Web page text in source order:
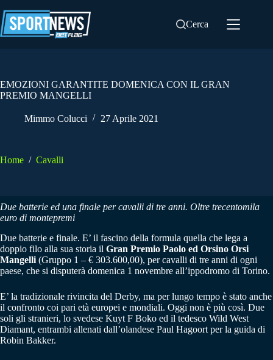
al
contenuto
Cerca
EMOZIONI GARANTITE DOMENICA CON IL GRAN
PREMIO MANGELLI
Mimmo Colucci 27 Aprile 2021
Home / Cavalli
Due batterie ed una finale per cavalli di tre anni. Oltre trecentomila
euro di montepremi
Due batterie e finale. E’ il fascino della formula quella che lega a
doppio filo alla sua storia il Gran Premio Paolo ed Orsino Orsi
Mangelli (Gruppo 1 – € 303.600,00), per cavalli di tre anni di ogni
paese, che si disputerà domenica 1 novembre all’ippodromo di Torino.
E’ la tradizionale rivincita del Derby, ma per lungo tempo è stato anche
il confronto coi pari età europei e mondiali. Oggi non è più così. Due
soli gli stranieri, lo svedese Kuyt F Boko ed il tedesco Wild West
Diamant, entrambi allenati dall’olandese Paul Hagoort per la guida di
Robin Bakker.